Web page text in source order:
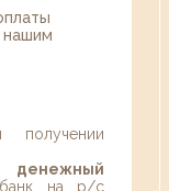
нашим
денежный
на р/с